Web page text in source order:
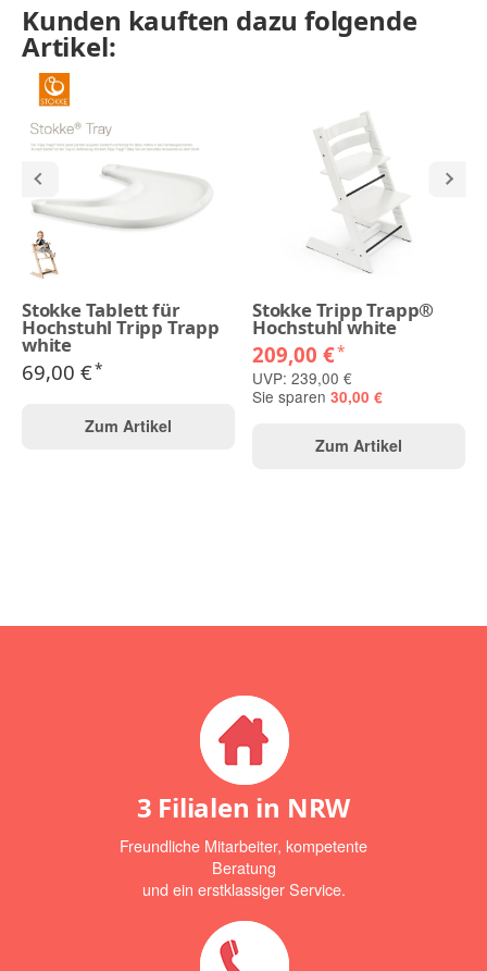
Kunden kauften dazu folgende
Artikel:
Stokke Tablett für
Hochstuhl Tripp Trapp
white
69,00 €*
Zum Artikel
Stokke Tripp Trapp®
Hochstuhl white
209,00 €*
UVP: 239,00 €
Sie sparen 30,00 €
Zum Artikel
3 Filialen in NRW
Freundliche Mitarbeiter, kompetente
Beratung
und ein erstklassiger Service.